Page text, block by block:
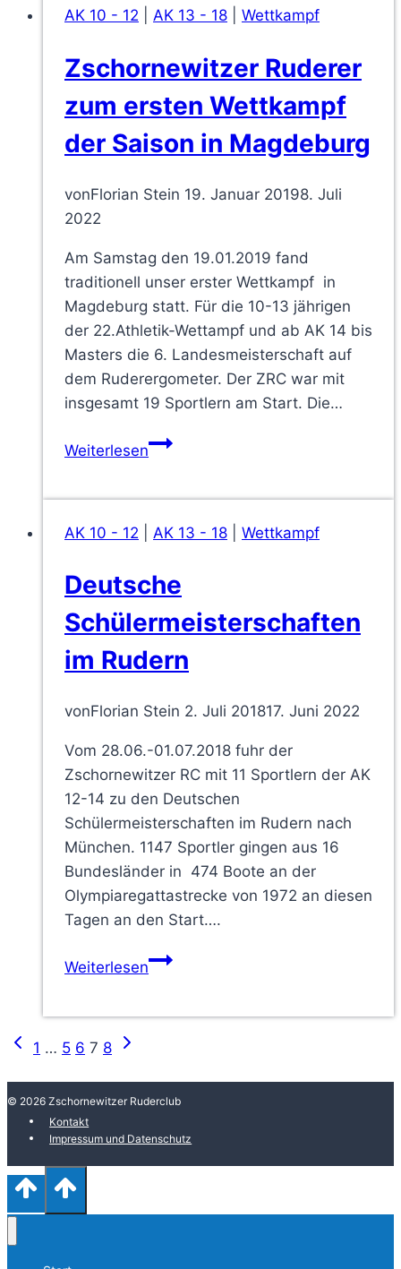
in
AK 10 - 12 AK 13 - 18 Wettkampf
Zschornewitzer Ruderer
zum ersten Wettkampf
der Saison in Magdeburg
vonFlorian Stein 19. Januar 20198. Juli
2022
Am Samstag den 19.01.2019 fand
traditionell unser erster Wettkampf in
Magdeburg statt. Für die 10-13 jährigen
der 22.Athletik-Wettampf und ab AK 14 bis
Masters die 6. Landesmeisterschaft auf
dem Ruderergometer. Der ZRC war mit
insgesamt 19 Sportlern am Start. Die…
WeiterlesenZschornewitzer
Wettkampf
Saison
Magdeburg
AK 10 - 12 AK 13 - 18 Wettkampf
Deutsche
Schülermeisterschaften
im Rudern
vonFlorian Stein 2. Juli 201817. Juni 2022
Vom 28.06.-01.07.2018 fuhr der
Zschornewitzer RC mit 11 Sportlern der AK
12-14 zu den Deutschen
Schülermeisterschaften im Rudern nach
München. 1147 Sportler gingen aus 16
Bundesländer in 474 Boote an der
Olympiaregattastrecke von 1972 an diesen
Tagen an den Start….
WeiterlesenDeutsche
Seitennavigation
Vorherige
1 … 5 6 7 8
Nächste
© 2026 Zschornewitzer Ruderclub
Kontakt
Impressum und Datenschutz